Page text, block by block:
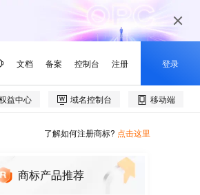
了解如何注册商标? 点击这里
商标产品推荐